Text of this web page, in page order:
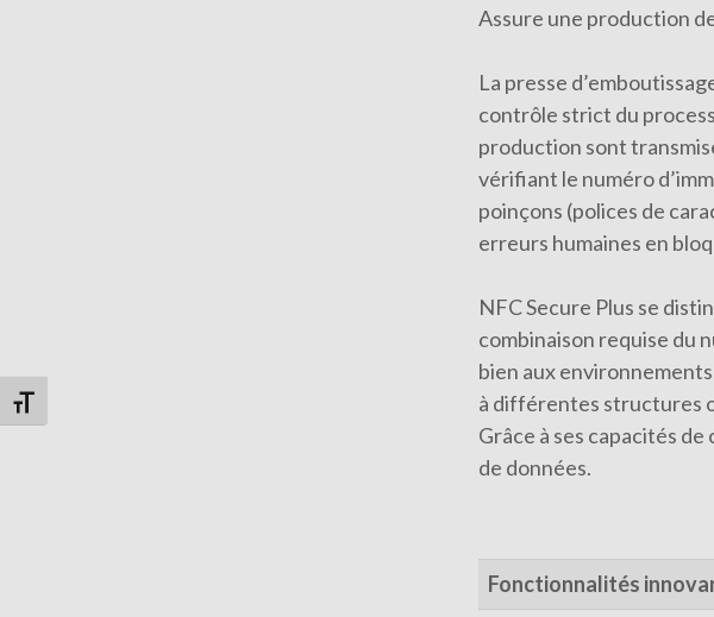
Changer la taille de la police
Assure une production
La presse
contrôle strict du
production sont
vérifiant le numéro
poinçons (polices de
erreurs humaines en
NFC Secure Plus se
combinaison requise du
bien aux
à différentes structures
Grâce à ses capacités
de données.
Fonctionnalités